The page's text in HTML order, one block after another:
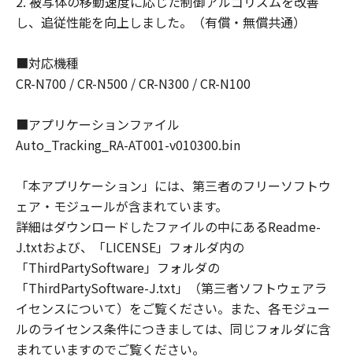
とができます。
に違反した場合、「本契約」は直ちに終了
します。
が終了した場合、速やかに、「許諾ソフト
ウェア」およびその複製物のすべてを廃棄
(5) 第1条(2)、第2条、および第4条から第7
条までの規定は、「本契約」の終了後も効
力を有するものとします。
U.S. GOVERNMENT RESTRICTED RIGHTS
NOTICE
The Software is a "commercial item," as
that term is defined at 48 C.F.R. 2.101
(Oct 1995), consisting of "commercial
computer software" and "commercial
し、追従性能を向上しました。（有償・無償共通）
■対応機種
CR-N700 / CR-N500 / CR-N300 / CR-N100
■アプリケーションファイル
Auto_Tracking_RA-AT001-v010300.bin
「本アプリケーション」には、第三者のフリーソフトウ
ェア・モジュールが含まれています。
詳細はダウンロードしたファイルの中にあるReadme-
J.txtおよび、「LICENSE」フォルダ内の
「ThirdPartySoftware」フォルダの
「ThirdPartySoftware-J.txt」（第三者ソフトウェアラ
イセンスについて）をご覧ください。また、各モジュー
ルのライセンス条件につきましては、同じフォルダに含
まれていますのでご覧ください。